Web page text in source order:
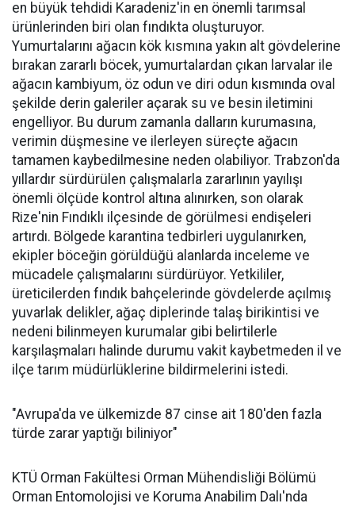
en büyük tehdidi Karadeniz'in en önemli tarımsal
ürünlerinden biri olan fındıkta oluşturuyor.
Yumurtalarını ağacın kök kısmına yakın alt gövdelerine
bırakan zararlı böcek, yumurtalardan çıkan larvalar ile
ağacın kambiyum, öz odun ve diri odun kısmında oval
şekilde derin galeriler açarak su ve besin iletimini
engelliyor. Bu durum zamanla dalların kurumasına,
verimin düşmesine ve ilerleyen süreçte ağacın
tamamen kaybedilmesine neden olabiliyor. Trabzon'da
yıllardır sürdürülen çalışmalarla zararlının yayılışı
önemli ölçüde kontrol altına alınırken, son olarak
Rize'nin Fındıklı ilçesinde de görülmesi endişeleri
artırdı. Bölgede karantina tedbirleri uygulanırken,
ekipler böceğin görüldüğü alanlarda inceleme ve
mücadele çalışmalarını sürdürüyor. Yetkililer,
üreticilerden fındık bahçelerinde gövdelerde açılmış
yuvarlak delikler, ağaç diplerinde talaş birikintisi ve
nedeni bilinmeyen kurumalar gibi belirtilerle
karşılaşmaları halinde durumu vakit kaybetmeden il ve
ilçe tarım müdürlüklerine bildirmelerini istedi.
"Avrupa'da ve ülkemizde 87 cinse ait 180'den fazla
türde zarar yaptığı biliniyor"
KTÜ Orman Fakültesi Orman Mühendisliği Bölümü
Orman Entomolojisi ve Koruma Anabilim Dalı'nda